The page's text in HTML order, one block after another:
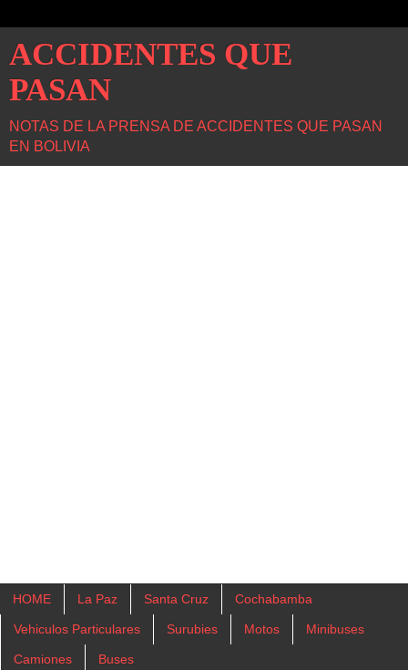
ACCIDENTES QUE
PASAN
NOTAS DE LA PRENSA DE ACCIDENTES QUE PASAN
EN BOLIVIA
HOME La Paz Santa Cruz Cochabamba
Vehiculos Particulares Surubies Motos Minibuses
Camiones Buses